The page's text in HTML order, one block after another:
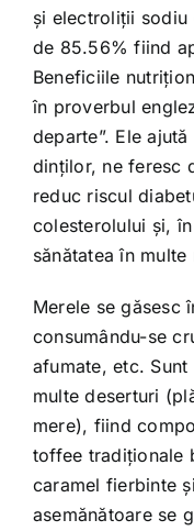
şi electroliţii sodiu
de 85.56% fiind
Beneficiile
în proverbul
departe”. Ele
dinţilor, ne feresc
reduc riscul
colesterolului şi,
sănătatea în multe
Merele se găsesc
consumându-se
afumate, etc.
multe deserturi
mere), fiind
toffee tradiţionale
caramel fierbinte
asemănătoare se